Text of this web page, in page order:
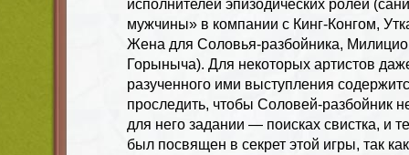
исполнителей эпизодических ролей
мужчины» в компании с Кинг-Конгом,
Жена для Соловья-разбойника,
Горыныча). Для некоторых артистов
разученного ими выступления
проследить, чтобы Соловей-разбойник
для него задании — поисках свистка, и
был посвящен в секрет этой игры, так